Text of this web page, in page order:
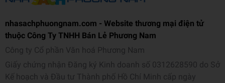
nhasachphuongnam.com - Website thương mại điện tử
thuộc Công Ty TNHH Bán Lẻ Phương Nam
Công ty Cổ phần Văn hoá Phương Nam
Giấy chứng nhận Đăng ký Kinh doanh số 0312628590 do Sở
Kế hoạch và Đầu tư Thành phố Hồ Chí Minh cấp ngày